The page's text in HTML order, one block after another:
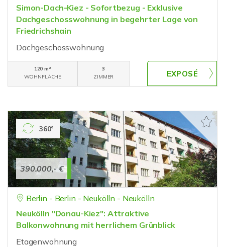
Simon-Dach-Kiez - Sofortbezug - Exklusive
Dachgeschosswohnung in begehrter Lage von
Friedrichshain
Dachgeschosswohnung
120 m²
WOHNFLÄCHE
3
ZIMMER
390.000,- €
360°
Berlin - Berlin - Neukölln - Neukölln
Neukölln "Donau-Kiez": Attraktive
Balkonwohnung mit herrlichem Grünblick
Etagenwohnung